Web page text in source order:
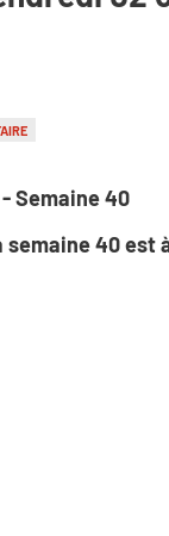
Semaine 40
semaine 40 est